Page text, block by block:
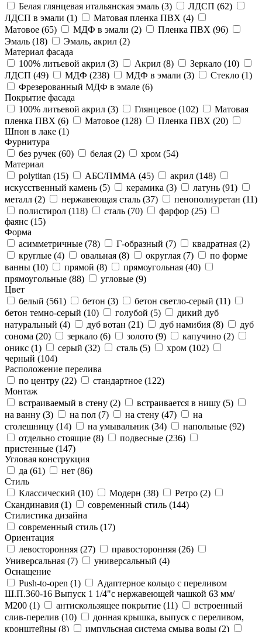
Белая глянцевая итальянская эмаль (3) ЛДСП (62)
ЛДСП в эмали (1) Матовая пленка ПВХ (4)
Матовое (65) МДФ в эмали (2) Пленка ПВХ (96)
Эмаль (18) Эмаль, акрил (2)
Материал фасада
100% литьевой акрил (3) Акрил (8) Зеркало (10)
ЛДСП (49) МДФ (238) МДФ в эмали (3) Стекло (1)
Фрезерованный МДФ в эмале (6)
Покрытие фасада
100% литьевой акрил (3) Глянцевое (102)
Матовая
пленка ПВХ (6) Матовое (128) Пленка ПВХ (20)
Шпон в лаке (1)
Фурнитура
без ручек (60) белая (2) хром (54)
Материал
polytitan (15) АБС/ПММА (45) акрил (148)
искусственный камень (5) керамика (3) латунь (91)
металл (2) нержавеющая сталь (37) пенополиуретан (11)
полистирол (118) сталь (70) фарфор (25)
фаянс (15)
Форма
асимметричные (78) Г-образный (7) квадратная (2)
круглые (4) овальная (8) округлая (7)
по форме
ванны (10) прямой (8) прямоугольная (40)
прямоугольные (88) угловые (9)
Цвет
белый (561) бетон (3) бетон светло-серый (11)
бетон темно-серый (10) голубой (5)
дикий дуб
натуральный (4) дуб вотан (21) дуб намибия (8)
дуб
сонома (20) зеркало (6) золото (9) капучино (2)
оникс (1) серый (32) сталь (5) хром (102)
черный (104)
Расположение перелива
по центру (22) стандартное (122)
Монтаж
встраиваемый в стену (2) встраивается в нишу (5)
на ванну (3) на пол (7) на стену (47)
на
столешницу (14) на умывальник (34) напольные (92)
отдельно стоящие (8) подвесные (236)
пристенные (147)
Угловая конструкция
да (61) нет (86)
Стиль
Классический (10) Модерн (38) Ретро (2)
Скандинавия (1) современный стиль (144)
Стилистика дизайна
современный стиль (17)
Ориентация
левосторонняя (27) правосторонняя (26)
Универсальная (7) универсальный (4)
Оснащение
Push-to-open (1)
Адаптерное кольцо с переливом
Ш.П.360-16 Выпуск 1 1/4"с нержавеющей чашкой 63 мм/
М200 (1) антискользящее покрытие (11)
встроенный
слив-перелив (10)
донная крышка, выпуск с переливом,
кронштейны (8) импульсная система смыва воды (2)